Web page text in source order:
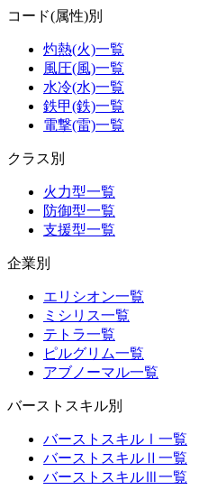
コード(属性)別
灼熱(火)一覧
風圧(風)一覧
水冷(水)一覧
鉄甲(鉄)一覧
電撃(雷)一覧
クラス別
火力型一覧
防御型一覧
支援型一覧
企業別
エリシオン一覧
ミシリス一覧
テトラ一覧
ピルグリム一覧
アブノーマル一覧
バーストスキル別
バーストスキルⅠ一覧
バーストスキルⅡ一覧
バーストスキルⅢ一覧